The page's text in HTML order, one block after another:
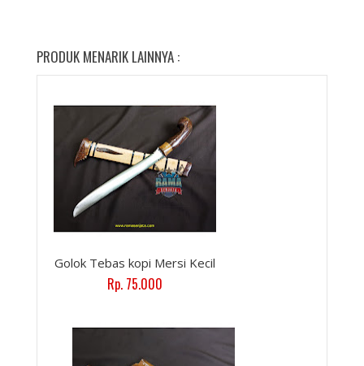
PRODUK MENARIK LAINNYA :
Golok Tebas kopi Mersi Kecil
Rp. 75.000